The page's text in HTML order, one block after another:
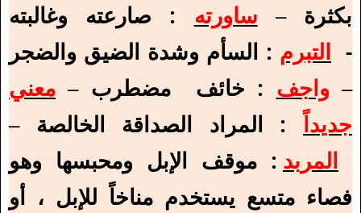
بكثرة – ساورته : صارعته وغالبته
- التبرم : السأم وشدة الضيق والضجر
– واجف : خائف مضطرب – معني
جديداً : المراد الصداقة الخالصة –
المربد : موقف الإبل ومحبسها وهو
فصاء متسع يستخدم مناخاً للإبل ، أو